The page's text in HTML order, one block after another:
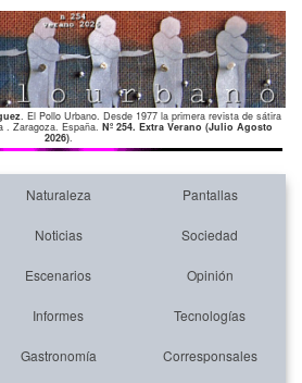
. El Pollo Urbano. Desde 1977 la primera revista de sátira
. Zaragoza. España. Nº 254. Extra Verano (Julio Agosto
2026).
Naturaleza Pantallas
Noticias Sociedad
Escenarios Opinión
Informes Tecnologías
Gastronomía Corresponsales